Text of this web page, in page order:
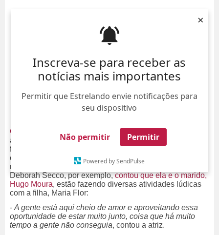
Inscreva-se para receber as
notícias mais importantes
Permitir que Estrelando envie notificações para
seu dispositivo
Não permitir Permitir
Powered by SendPulse
×
Giovanna Ewbank
contou com a participação de alguns
amigos famosos em um vídeo publicado nesta quinta-
feira, dia 14, em seu canal do
convidou alguns artistas e pediu para que eles
revelassem o que estão fazendo nesta quarentena.
Deborah Secco, por exemplo,contou que ela e o marido,
Hugo Moura, estão fazendo diversas atividades lúdicas
com a filha, Maria Flor:
- A gente está aqui cheio de amor e aproveitando essa
oportunidade de estar muito junto, coisa que há muito
tempo a gente não conseguia, contou a atriz.